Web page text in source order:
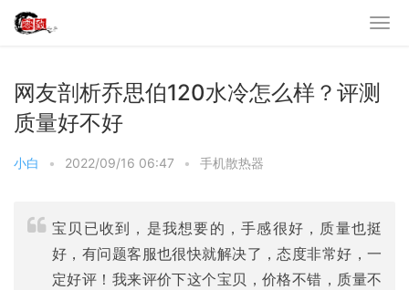
网友剖析乔思伯120水冷怎么样？评测
质量好不好
小白 • 2022/09/16 06:47 • 手机散热器
宝贝已收到，是我想要的，手感很好，质量也挺
好，有问题客服也很快就解决了，态度非常好，一
定好评！我来评价下这个宝贝，价格不错，质量不